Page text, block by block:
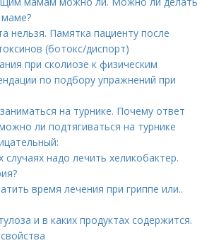
нельзя. Памятка пациенту после
(ботокс/диспорт)
при сколиозе к физическим
по подбору упражнений при
на турнике. Почему ответ
ли подтягиваться на турнике
случаях надо лечить хеликобактер.
время лечения при гриппе или..
и в каких продуктах содержится.